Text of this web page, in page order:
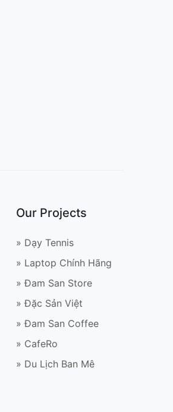
Our Projects
» Dạy Tennis
» Laptop Chính Hãng
» Đam San Store
» Đặc Sản Việt
» Đam San Coffee
» CafeRo
» Du Lịch Ban Mê